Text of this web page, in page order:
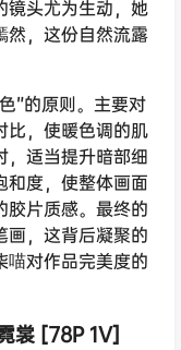
镜头尤为生动，她
然，这份自然流露
”的原则。主要对
比，使暖色调的肌
，适当提升暗部细
和度，使整体画面
胶片质感。最终的
画，这背后凝聚的
喵对作品完美度的
裳 [78P 1V]